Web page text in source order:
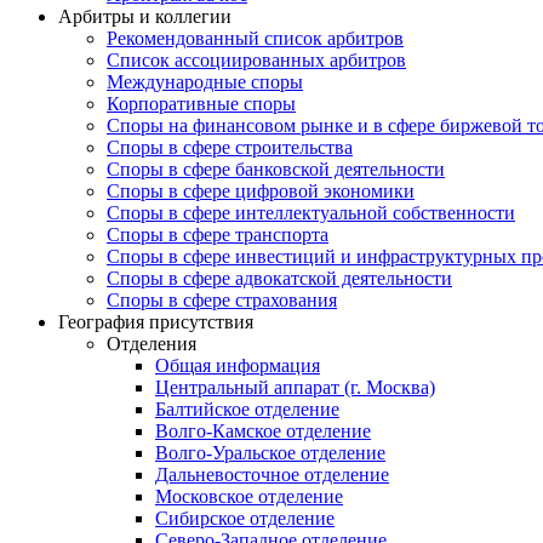
Арбитры и коллегии
Рекомендованный список арбитров
Список ассоциированных арбитров
Международные споры
Корпоративные споры
Споры на финансовом рынке и в сфере биржевой
Споры в сфере строительства
Споры в сфере банковской деятельности
Споры в сфере цифровой экономики
Споры в сфере интеллектуальной собственности
Споры в сфере транспорта
Cпоры в сфере инвестиций и инфраструктурных
Споры в сфере адвокатской деятельности
Споры в сфере страхования
География присутствия
Отделения
Общая информация
Центральный аппарат (г. Москва)
Балтийское отделение
Волго-Камское отделение
Волго-Уральское отделение
Дальневосточное отделение
Московское отделение
Сибирское отделение